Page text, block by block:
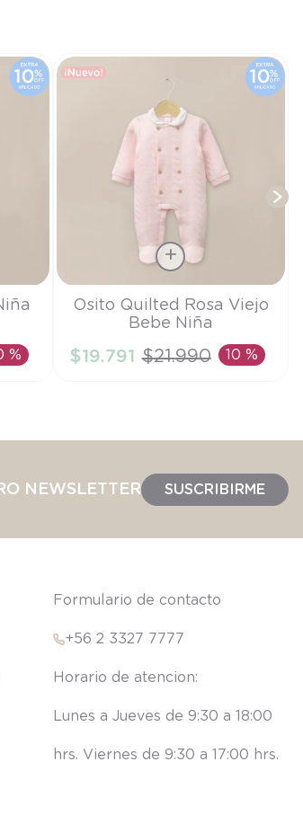
%
Talla
AÑADIR AL CARRITO
Osito Quilted Rosa Viejo
Bebe Niña
$19.791 $21.990 10 %
NEWSLETTER SUSCRIBIRME
Formulario de contacto
+56 2 3327 7777
Lunes a Jueves de 9:30 a 18:00
hrs. Viernes de 9:30 a 17:00 hrs.